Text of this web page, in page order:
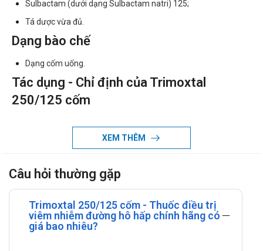
Sulbactam (dưới dạng Sulbactam natri) 125;
Tá dược vừa đủ.
Dạng bào chế
Dạng cốm uống.
Tác dụng - Chỉ định của Trimoxtal
250/125 cốm
Nhiễm trùng vùng miệng và đường hô hấp (đặc biệt trong
xoang, viêm Amidan, viêm họng, viêm thanh quản, viêm
Nhiễm trùng ổ bụng, nhiễm trùng phụ khoa.
Nhiễm trùng đường tiết niệu: đặc biệt trong các trường hợp
XEM THÊM
Câu hỏi thường gặp
Trimoxtal 250/125 cốm - Thuốc điều trị
viêm nhiễm đường hô hấp chính hãng có
giá bao nhiêu?